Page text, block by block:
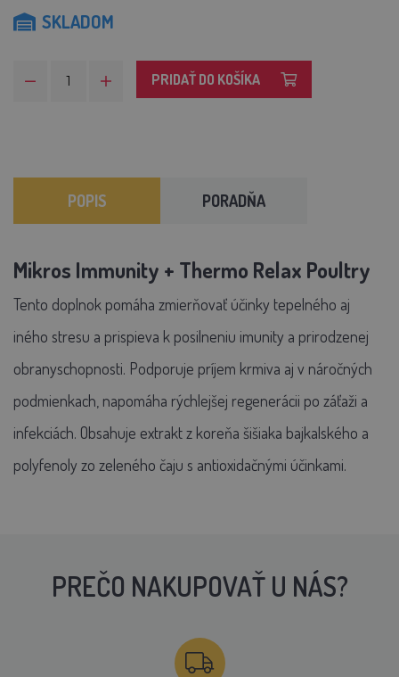
SKLADOM
PRIDAŤ DO KOŠÍKA
POPIS PORADŇA
Mikros Immunity + Thermo Relax Poultry
Tento doplnok pomáha zmierňovať účinky tepelného aj
iného stresu a prispieva k posilneniu imunity a prirodzenej
obranyschopnosti. Podporuje príjem krmiva aj v náročných
podmienkach, napomáha rýchlejšej regenerácii po záťaži a
infekciách. Obsahuje extrakt z koreňa šišiaka bajkalského a
polyfenoly zo zeleného čaju s antioxidačnými účinkami.
PREČO NAKUPOVAŤ U NÁS?